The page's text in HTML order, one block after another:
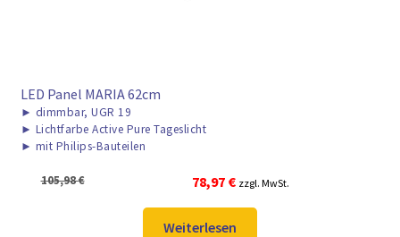
LED Panel MARIA 62cm
► dimmbar, UGR 19
► Lichtfarbe Active Pure Tageslicht
► mit Philips-Bauteilen
105,98€
Ursprünglicher
war:
78,97 €Aktueller
ist:
zzgl. MwSt.
Weiterlesen